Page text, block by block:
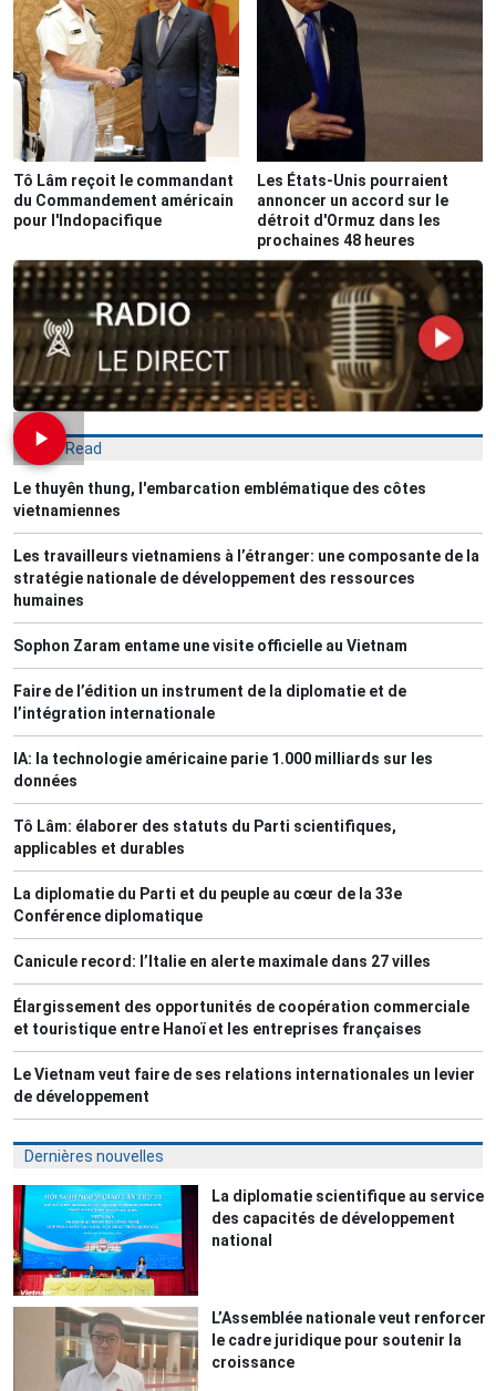
Tô Lâm reçoit le commandant
du Commandement américain
pour l'Indopacifique
Les États-Unis pourraient
annoncer un accord sur le
détroit d'Ormuz dans les
prochaines 48 heures
Most Read
Le thuyên thung, l'embarcation emblématique des côtes
vietnamiennes
Les travailleurs vietnamiens à l’étranger: une composante de la
stratégie nationale de développement des ressources
humaines
Sophon Zaram entame une visite officielle au Vietnam
Faire de l’édition un instrument de la diplomatie et de
l’intégration internationale
IA: la technologie américaine parie 1.000 milliards sur les
données
Tô Lâm: élaborer des statuts du Parti scientifiques,
applicables et durables
La diplomatie du Parti et du peuple au cœur de la 33e
Conférence diplomatique
Canicule record: l’Italie en alerte maximale dans 27 villes
Élargissement des opportunités de coopération commerciale
et touristique entre Hanoï et les entreprises françaises
Le Vietnam veut faire de ses relations internationales un levier
de développement
Dernières nouvelles
La diplomatie scientifique au service
des capacités de développement
national
L’Assemblée nationale veut renforcer
le cadre juridique pour soutenir la
croissance